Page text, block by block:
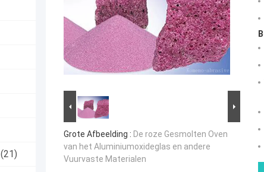
(21)
Grote Afbeelding : De roze Gesmolten Oven
van het Aluminiumoxideglas en andere
Vuurvaste Materialen